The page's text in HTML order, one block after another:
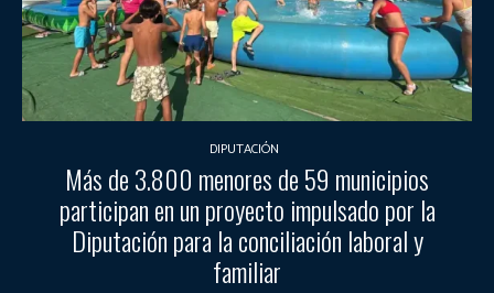
DIPUTACIÓN
Más de 3.800 menores de 59 municipios
participan en un proyecto impulsado por la
Diputación para la conciliación laboral y
familiar